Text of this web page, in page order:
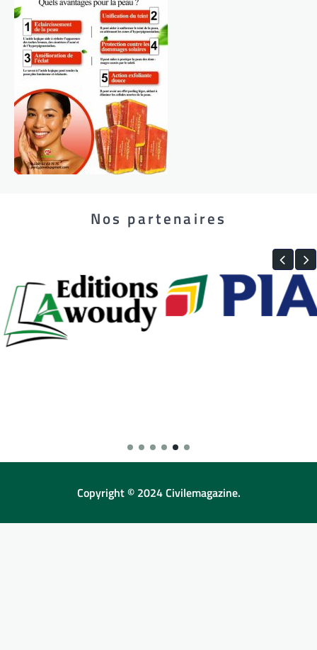
Nos partenaires
Copyright © 2024 Civilemagazine.